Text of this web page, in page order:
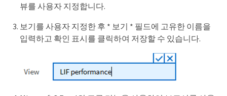
뷰를 사용자 지정합니다.
보기를 사용자 지정한 후 * 보기 * 필드에 고유한 이름을
입력하고 확인 표시를 클릭하여 저장할 수 있습니다.